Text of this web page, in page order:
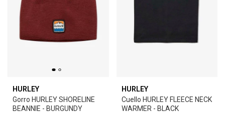
HURLEY
Gorro HURLEY SHORELINE
BEANNIE - BURGUNDY
HURLEY
Cuello HURLEY FLEECE NECK
WARMER - BLACK